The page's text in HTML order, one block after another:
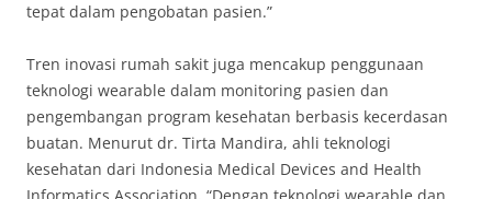
tepat dalam pengobatan pasien.”
Tren inovasi rumah sakit juga mencakup penggunaan
teknologi wearable dalam monitoring pasien dan
pengembangan program kesehatan berbasis kecerdasan
buatan. Menurut dr. Tirta Mandira, ahli teknologi
kesehatan dari Indonesia Medical Devices and Health